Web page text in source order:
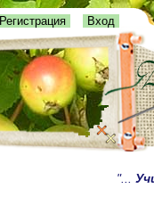
Регистрация Вход
"...